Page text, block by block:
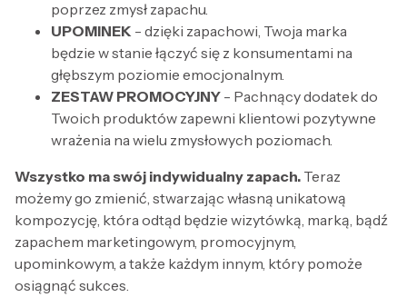
poprzez zmysł zapachu.
UPOMINEK - dzięki zapachowi, Twoja marka
będzie w stanie łączyć się z konsumentami na
głębszym poziomie emocjonalnym.
ZESTAW PROMOCYJNY - Pachnący dodatek do
Twoich produktów zapewni klientowi pozytywne
wrażenia na wielu zmysłowych poziomach.
Wszystko ma swój indywidualny zapach. Teraz
możemy go zmienić, stwarzając własną unikatową
kompozycję, która odtąd będzie wizytówką, marką, bądź
zapachem marketingowym, promocyjnym,
upominkowym, a także każdym innym, który pomoże
osiągnąć sukces.